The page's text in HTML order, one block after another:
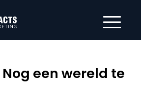
Nog een wereld te